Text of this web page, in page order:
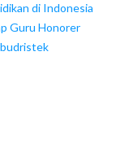
di Indonesia
Guru Honorer